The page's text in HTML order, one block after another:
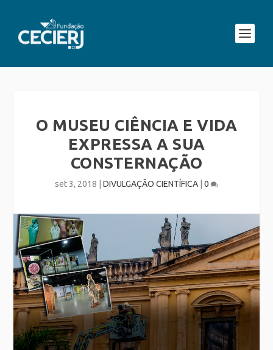
O MUSEU CIÊNCIA E VIDA
EXPRESSA A SUA
CONSTERNAÇÃO
set 3, 2018 DIVULGAÇÃO CIENTÍFICA 0